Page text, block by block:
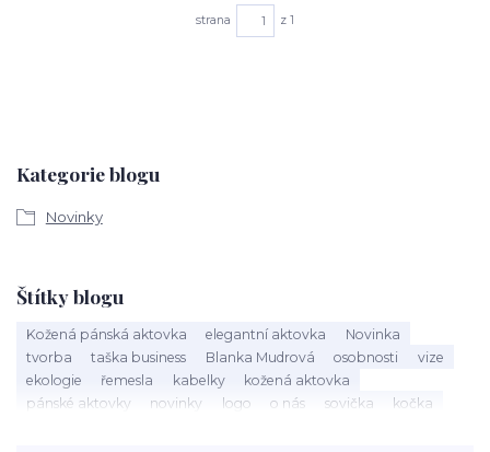
Kategorie blogu
Novinky
Štítky blogu
Kožená pánská aktovka elegantní aktovka
Novinka
tvorba
taška business Blanka Mudrová osobnosti
vize
ekologie
řemesla kabelky
kožená aktovka
pánské aktovky
novinky logo o nás sovička
kočka
strana z 1